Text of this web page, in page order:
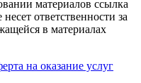
материалов ссылка
ответственности за
в материалах
на оказание услуг